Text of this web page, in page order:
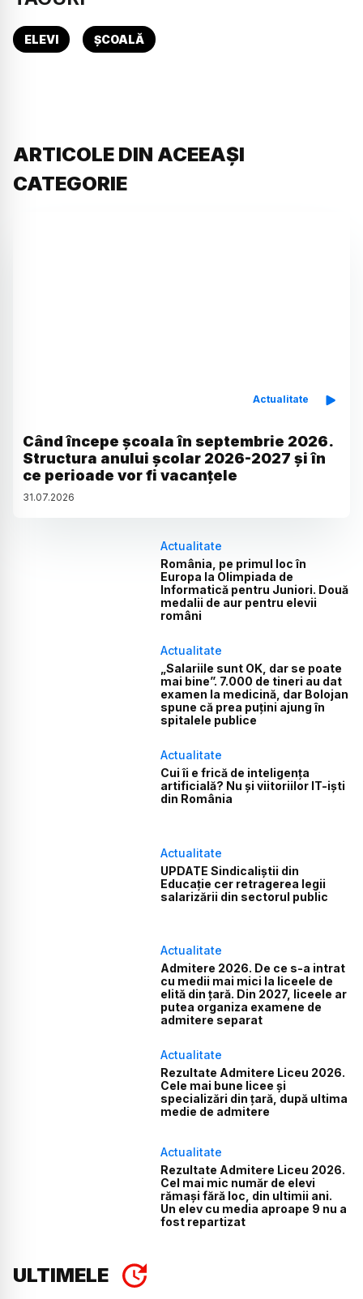
ELEVI ȘCOALĂ
ARTICOLE DIN ACEEAȘI
CATEGORIE
Actualitate
Când începe școala în septembrie 2026.
Structura anului școlar 2026-2027 și în
ce perioade vor fi vacanțele
31.07.2026
Actualitate
România, pe primul loc în
Europa la Olimpiada de
Informatică pentru Juniori. Două
medalii de aur pentru elevii
români
Actualitate
„Salariile sunt OK, dar se poate
mai bine”. 7.000 de tineri au dat
examen la medicină, dar Bolojan
spune că prea puțini ajung în
spitalele publice
Actualitate
Cui îi e frică de inteligența
artificială? Nu și viitoriilor IT-iști
din România
Actualitate
UPDATE Sindicaliștii din
Educație cer retragerea legii
salarizării din sectorul public
Actualitate
Admitere 2026. De ce s-a intrat
cu medii mai mici la liceele de
elită din țară. Din 2027, liceele ar
putea organiza examene de
admitere separat
Actualitate
Rezultate Admitere Liceu 2026.
Cele mai bune licee și
specializări din țară, după ultima
medie de admitere
Actualitate
Rezultate Admitere Liceu 2026.
Cel mai mic număr de elevi
rămași fără loc, din ultimii ani.
Un elev cu media aproape 9 nu a
fost repartizat
ULTIMELE